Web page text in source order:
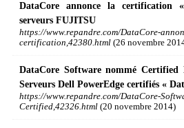
DataCore annonce la certification
serveurs FUJITSU
https://www.repandre.com/DataCore-
certification,42380.html (26 novembre
DataCore Software nommé
Serveurs Dell PowerEdge certifiés «
https://www.repandre.com/DataCore-
Certified,42326.html (20 novembre 2014)